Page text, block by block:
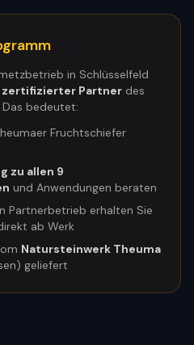
in Schlüsselfeld
Partner des
bedeutet:
Fruchtschiefer
zu allen 9
und Anwendungen beraten
Partnerbetrieb erhalten Sie
ab Werk
Natursteinwerk Theuma
geliefert